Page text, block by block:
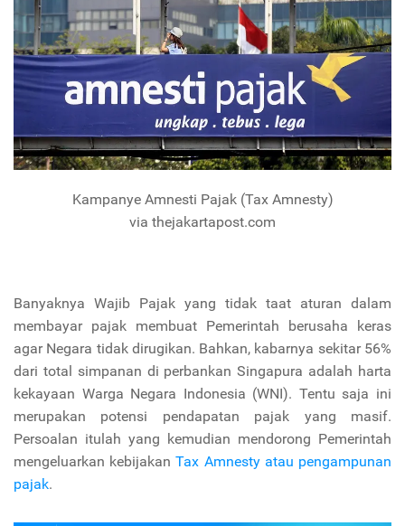
Kampanye Amnesti Pajak (Tax Amnesty)
via thejakartapost.com
Banyaknya Wajib Pajak yang tidak taat aturan dalam
membayar pajak membuat Pemerintah berusaha keras
agar Negara tidak dirugikan. Bahkan, kabarnya sekitar 56%
dari total simpanan di perbankan Singapura adalah harta
kekayaan Warga Negara Indonesia (WNI). Tentu saja ini
merupakan potensi pendapatan pajak yang masif.
Persoalan itulah yang kemudian mendorong Pemerintah
mengeluarkan kebijakanTax Amnesty atau pengampunan
pajak.